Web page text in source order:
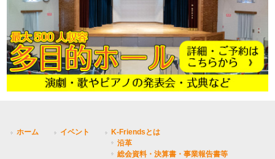
ホーム イベント
K-Friendsとは
沿革
総会資料・決算書・事業報告書等